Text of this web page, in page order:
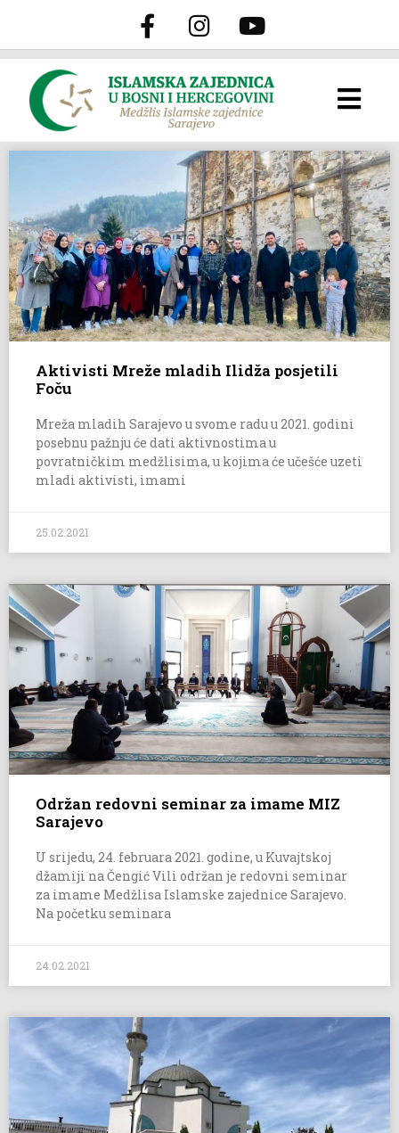
Aktivisti Mreže mladih Ilidža posjetili
Foču
Mreža mladih Sarajevo u svome radu u 2021. godini
posebnu pažnju će dati aktivnostima u
povratničkim medžlisima, u kojima će učešće uzeti
mladi aktivisti, imami
25.02.2021
Održan redovni seminar za imame MIZ
Sarajevo
U srijedu, 24. februara 2021. godine, u Kuvajtskoj
džamiji na Čengić Vili održan je redovni seminar
za imame Medžlisa Islamske zajednice Sarajevo.
Na početku seminara
24.02.2021